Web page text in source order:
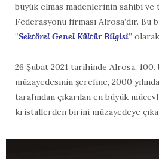
büyük elmas madenlerinin sahibi ve
Federasyonu firması Alrosa’dır.
“Sektörel Genel Kültür Bilgisi”
26 Şubat 2021 tarihinde Alrosa, 100.
müzayedesinin şerefine, 2000
tarafından çıkarılan en büyük
kristallerden birini müzayedeye